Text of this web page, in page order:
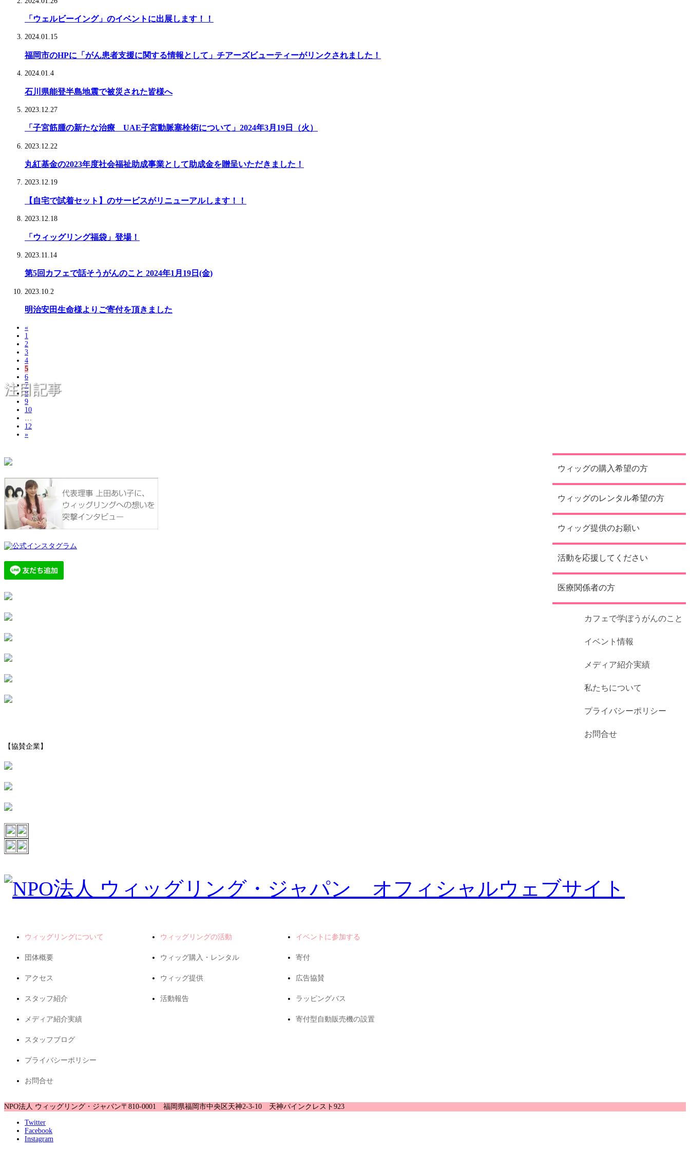
注目記事
「ウェルビーイング」のイベントに出展します！！
2024.01.15
福岡市のHPに「がん患者支援に関する情報として」チアーズビューティーがリンクされました！
2024.01.4
石川県能登半島地震で被災された皆様へ
2023.12.27
「子宮筋腫の新たな治療 UAE子宮動脈塞栓術について」2024年3月19日（火）
2023.12.22
丸紅基金の2023年度社会福祉助成事業として助成金を贈呈いただきました！
2023.12.19
【自宅で試着セット】のサービスがリニューアルします！！
2023.12.18
「ウィッグリング福袋」登場！
2023.11.14
第5回カフェで話そうがんのこと 2024年1月19日(金)
2023.10.2
明治安田生命様よりご寄付を頂きました
«
1
2
3
4
5
6
7
8
9
10
…
12
»
ウィッグの購入希望の方
ウィッグのレンタル希望の方
ウィッグ提供のお願い
活動を応援してください
医療関係者の方
カフェで学ぼうがんのこと
イベント情報
メディア紹介実績
私たちについて
プライバシーポリシー
お問合せ
【協賛企業】
ウィッグリングについて
団体概要
アクセス
スタッフ紹介
メディア紹介実績
スタッフブログ
プライバシーポリシー
お問合せ
ウィッグリングの活動
ウィッグ購入・レンタル
ウィッグ提供
活動報告
イベントに参加する
寄付
広告協賛
ラッピングバス
寄付型自動販売機の設置
NPO法人 ウィッグリング・ジャパン〒810-0001 福岡県福岡市中央区天神2-3-10 天神パインクレスト923
Twitter
Facebook
Instagram